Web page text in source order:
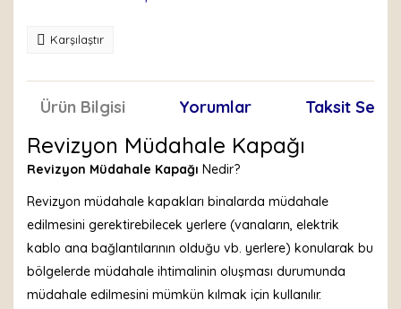
Karşılaştır
Ürün Bilgisi Yorumlar Taksit
Revizyon Müdahale Kapağı
Revizyon Müdahale Kapağı Nedir?
Revizyon müdahale kapakları binalarda müdahale
edilmesini gerektirebilecek yerlere (vanaların, elektrik
kablo ana bağlantılarının olduğu vb. yerlere) konularak bu
bölgelerde müdahale ihtimalinin oluşması durumunda
müdahale edilmesini mümkün kılmak için kullanılır.